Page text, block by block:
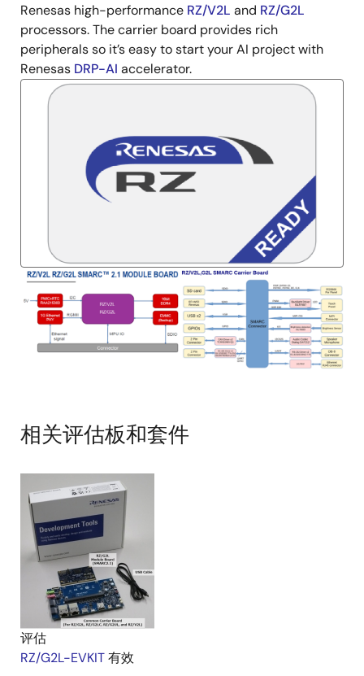
Renesas high-performance RZ/V2L and RZ/G2L
processors. The carrier board provides rich
peripherals so it’s easy to start your AI project with
Renesas DRP-AI accelerator.
图
像
相关评估板和套件
评估
RZ/G2L-EVKIT有效